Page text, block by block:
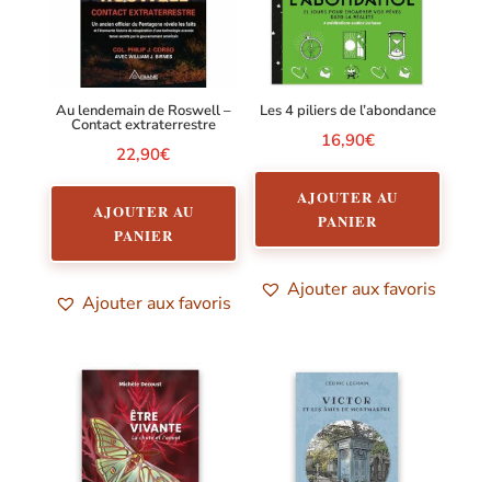
Au lendemain de Roswell –
Contact extraterrestre
22,90€
AJOUTER AU
PANIER
Ajouter aux favoris
Les 4 piliers de l’abondance
16,90€
AJOUTER AU
PANIER
Ajouter aux favoris